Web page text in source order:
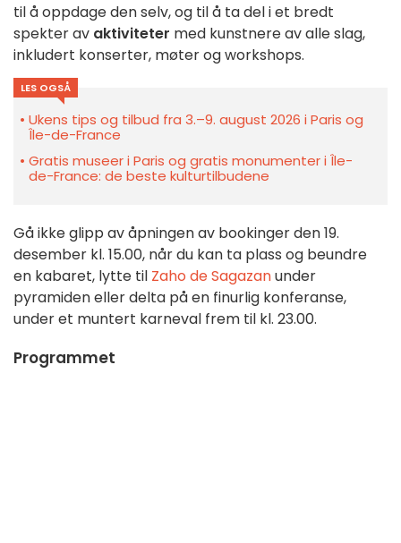
til å oppdage den selv, og til å ta del i et bredt
spekter av aktiviteter med kunstnere av alle slag,
inkludert konserter, møter og workshops.
LES OGSÅ
Ukens tips og tilbud fra 3.–9. august 2026 i Paris og
Île-de-France
Gratis museer i Paris og gratis monumenter i Île-
de-France: de beste kulturtilbudene
Gå ikke glipp av åpningen av bookinger den 19.
desember kl. 15.00, når du kan ta plass og beundre
en kabaret, lytte til Zaho de Sagazanunder
pyramiden eller delta på en finurlig konferanse,
under et muntert karneval frem til kl. 23.00.
Programmet